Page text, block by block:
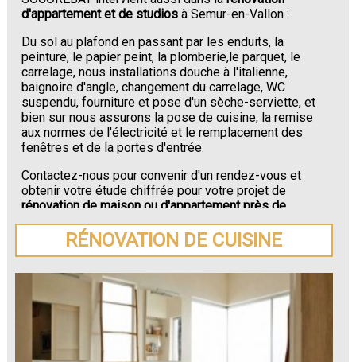
d'appartement et de studios à Semur-en-Vallon :
Du sol au plafond en passant par les enduits, la
peinture, le papier peint, la plomberie,le parquet, le
carrelage, nous installations douche à l'italienne,
baignoire d'angle, changement du carrelage, WC
suspendu, fourniture et pose d'un sèche-serviette, et
bien sur nous assurons la pose de cuisine, la remise
aux normes de l'électricité et le remplacement des
fenêtres et de la portes d'entrée.
Contactez-nous pour convenir d'un rendez-vous et
obtenir votre étude chiffrée pour votre projet de
rénovation de maison ou d'appartement près de
Semur-en-Vallon.
RÉNOVATION DE CUISINE